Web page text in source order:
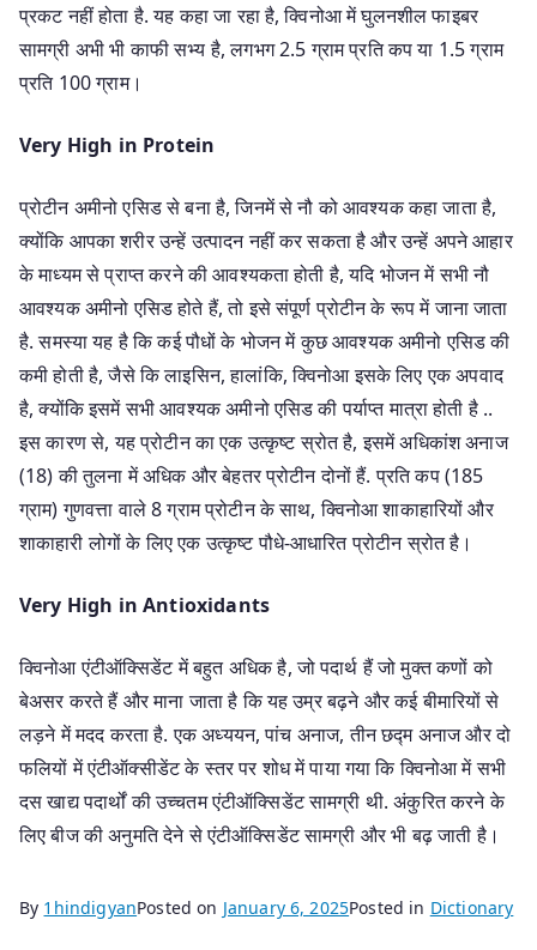
प्रकट नहीं होता है. यह कहा जा रहा है, क्विनोआ में घुलनशील फाइबर
सामग्री अभी भी काफी सभ्य है, लगभग 2.5 ग्राम प्रति कप या 1.5 ग्राम
प्रति 100 ग्राम।
Very High in Protein
प्रोटीन अमीनो एसिड से बना है, जिनमें से नौ को आवश्यक कहा जाता है,
क्योंकि आपका शरीर उन्हें उत्पादन नहीं कर सकता है और उन्हें अपने आहार
के माध्यम से प्राप्त करने की आवश्यकता होती है, यदि भोजन में सभी नौ
आवश्यक अमीनो एसिड होते हैं, तो इसे संपूर्ण प्रोटीन के रूप में जाना जाता
है. समस्या यह है कि कई पौधों के भोजन में कुछ आवश्यक अमीनो एसिड की
कमी होती है, जैसे कि लाइसिन, हालांकि, क्विनोआ इसके लिए एक अपवाद
है, क्योंकि इसमें सभी आवश्यक अमीनो एसिड की पर्याप्त मात्रा होती है ..
इस कारण से, यह प्रोटीन का एक उत्कृष्ट स्रोत है, इसमें अधिकांश अनाज
(18) की तुलना में अधिक और बेहतर प्रोटीन दोनों हैं. प्रति कप (185
ग्राम) गुणवत्ता वाले 8 ग्राम प्रोटीन के साथ, क्विनोआ शाकाहारियों और
शाकाहारी लोगों के लिए एक उत्कृष्ट पौधे-आधारित प्रोटीन स्रोत है।
Very High in Antioxidants
क्विनोआ एंटीऑक्सिडेंट में बहुत अधिक है, जो पदार्थ हैं जो मुक्त कणों को
बेअसर करते हैं और माना जाता है कि यह उम्र बढ़ने और कई बीमारियों से
लड़ने में मदद करता है. एक अध्ययन, पांच अनाज, तीन छद्म अनाज और दो
फलियों में एंटीऑक्सीडेंट के स्तर पर शोध में पाया गया कि क्विनोआ में सभी
दस खाद्य पदार्थों की उच्चतम एंटीऑक्सिडेंट सामग्री थी. अंकुरित करने के
लिए बीज की अनुमति देने से एंटीऑक्सिडेंट सामग्री और भी बढ़ जाती है।
By 1hindigyanPosted on January 6, 2025Posted in Dictionary